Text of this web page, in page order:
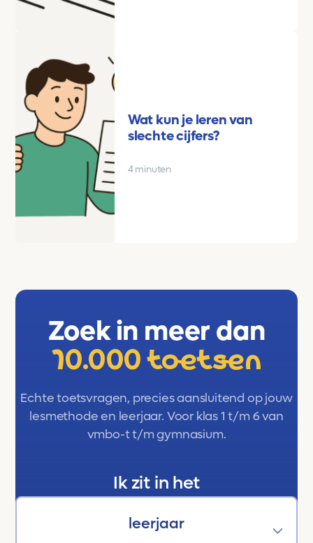
Wat kun je leren van
slechte cijfers?
4 minuten
Zoek in meer dan
10.000 toetsen
Echte toetsvragen, precies aansluitend op jouw
lesmethode en leerjaar. Voor klas 1 t/m 6 van
vmbo-t t/m gymnasium.
Ik zit in het